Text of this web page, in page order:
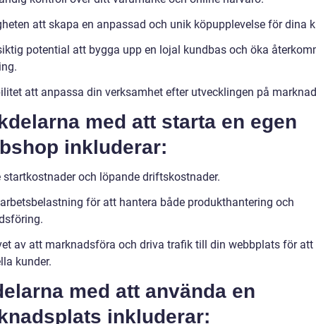
att skapa en anpassad och unik köpupplevelse för dina
potential att bygga upp en lojal kundbas och öka
att anpassa din verksamhet efter utvecklingen på
med att starta en egen
inkluderar:
startkostnader och löpande driftskostnader.
för att hantera både produkthantering och
av att marknadsföra och driva trafik till din webbplats för att
kunder.
med att använda en
inkluderar: